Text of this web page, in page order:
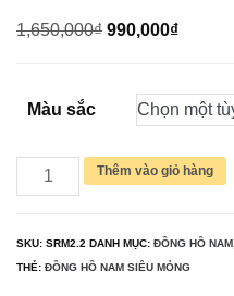
1,650,000₫ Giá
1,650,000₫.
990,000₫Giá
tại
là:
Màu sắc
Đồng
hồ
SUNRISE
Thêm vào giỏ hàng
SKU: SRM2.2 DANH MỤC: ĐỒNG HỒ NAM
THẺ: ĐỒNG HỒ NAM SIÊU MỎNG